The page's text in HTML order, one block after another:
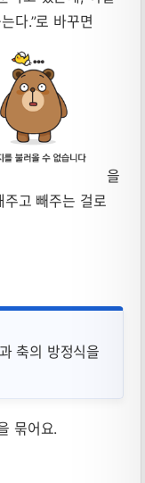
다.”로 바꾸면
을
고 빼주는 걸로
축의 방정식을
묶어요.